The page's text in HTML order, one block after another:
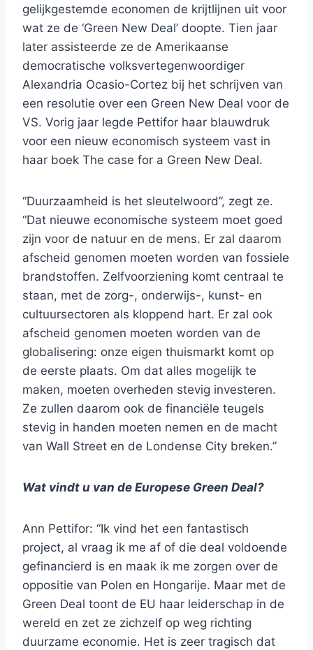
gelijkgestemde economen de krijtlijnen uit voor
wat ze de ‘Green New Deal’ doopte. Tien jaar
later assisteerde ze de Amerikaanse
democratische volksvertegenwoordiger
Alexandria Ocasio-Cortez bij het schrijven van
een resolutie over een Green New Deal voor de
VS. Vorig jaar legde Pettifor haar blauwdruk
voor een nieuw economisch systeem vast in
haar boek The case for a Green New Deal.
“Duurzaamheid is het sleutelwoord”, zegt ze.
“Dat nieuwe economische systeem moet goed
zijn voor de natuur en de mens. Er zal daarom
afscheid genomen moeten worden van fossiele
brandstoffen. Zelfvoorziening komt centraal te
staan, met de zorg-, onderwijs-, kunst- en
cultuursectoren als kloppend hart. Er zal ook
afscheid genomen moeten worden van de
globalisering: onze eigen thuismarkt komt op
de eerste plaats. Om dat alles mogelijk te
maken, moeten overheden stevig investeren.
Ze zullen daarom ook de financiële teugels
stevig in handen moeten nemen en de macht
van Wall Street en de Londense City breken.”
Wat vindt u van de Europese Green Deal?
Ann Pettifor: “Ik vind het een fantastisch
project, al vraag ik me af of die deal voldoende
gefinancierd is en maak ik me zorgen over de
oppositie van Polen en Hongarije. Maar met de
Green Deal toont de EU haar leiderschap in de
wereld en zet ze zichzelf op weg richting
duurzame economie. Het is zeer tragisch dat